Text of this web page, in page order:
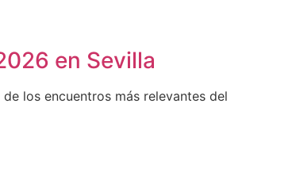
en Sevilla
los encuentros más relevantes del